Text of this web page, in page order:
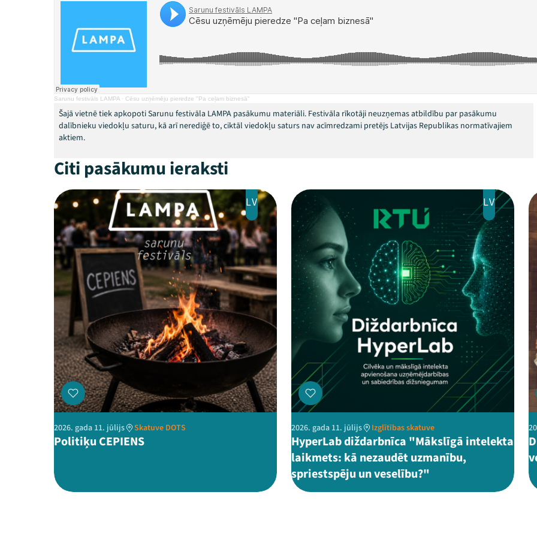
Sarunu festivāls LAMPA · Cēsu uzņēmēju pieredze "Pa ceļam biznesā"
Šajā vietnē tiek apkopoti Sarunu festivāla LAMPA pasākumu materiāli. Festivāla rīkotāji neuzņemas atbildību par pasākumu
dalībnieku viedokļu saturu, kā arī nerediģē to, ciktāl viedokļu saturs nav acīmredzami pretējs Latvijas Republikas normatīvajiem
aktiem.
Citi pasākumu ieraksti
LV
2026. gada 11. jūlijs Skatuve DOTS
Politiķu CEPIENS
LV
2026. gada 11. jūlijs Izglītības skatuve
HyperLab diždarbnīca "Mākslīgā intelekta
laikmets: kā nezaudēt uzmanību,
spriestspēju un veselību?"